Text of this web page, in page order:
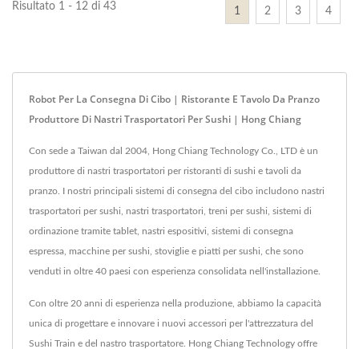
Risultato 1 - 12 di 43 1 2 3 4
Robot Per La Consegna Di Cibo | Ristorante E Tavolo Da Pranzo
Produttore Di Nastri Trasportatori Per Sushi | Hong Chiang
Con sede a Taiwan dal 2004, Hong Chiang Technology Co., LTD è un
produttore di nastri trasportatori per ristoranti di sushi e tavoli da
pranzo. I nostri principali sistemi di consegna del cibo includono nastri
trasportatori per sushi, nastri trasportatori, treni per sushi, sistemi di
ordinazione tramite tablet, nastri espositivi, sistemi di consegna
espressa, macchine per sushi, stoviglie e piatti per sushi, che sono
venduti in oltre 40 paesi con esperienza consolidata nell'installazione.
Con oltre 20 anni di esperienza nella produzione, abbiamo la capacità
unica di progettare e innovare i nuovi accessori per l'attrezzatura del
Sushi Train e del nastro trasportatore. Hong Chiang Technology offre